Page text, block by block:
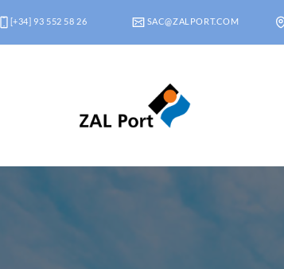
[+34] 93 552 58 26 SAC@ZALPORT.COM